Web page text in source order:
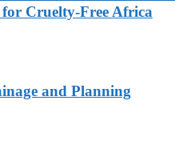
Cruelty-Free Africa
and Planning